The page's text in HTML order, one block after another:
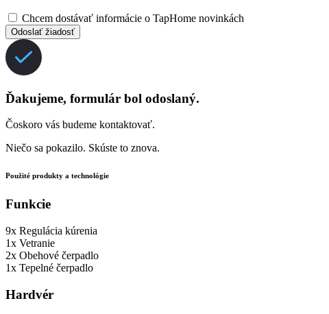
Chcem dostávať informácie o TapHome novinkách
Odoslať žiadosť
Ďakujeme, formulár bol odoslaný.
Čoskoro vás budeme kontaktovať.
Niečo sa pokazilo. Skúste to znova.
Použité produkty a technológie
Funkcie
9x Regulácia kúrenia
1x Vetranie
2x Obehové čerpadlo
1x Tepelné čerpadlo
Hardvér